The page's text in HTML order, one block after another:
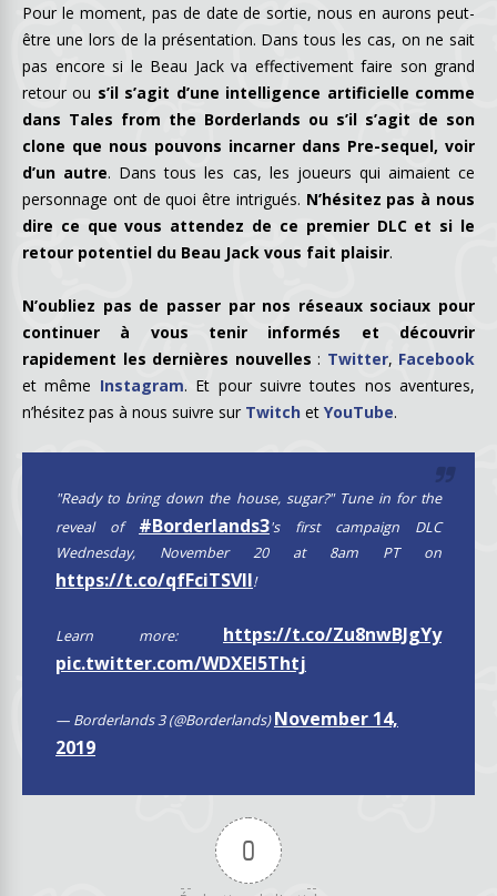
Pour le moment, pas de date de sortie, nous en aurons peut-
être une lors de la présentation. Dans tous les cas, on ne sait
pas encore si le Beau Jack va effectivement faire son grand
retour ou s’il s’agit d’une intelligence artificielle comme
dans Tales from the Borderlands ou s’il s’agit de son
clone que nous pouvons incarner dans Pre-sequel, voir
d’un autre. Dans tous les cas, les joueurs qui aimaient ce
personnage ont de quoi être intrigués. N’hésitez pas à nous
dire ce que vous attendez de ce premier DLC et si le
retour potentiel du Beau Jack vous fait plaisir.
N’oubliez pas de passer par nos réseaux sociaux pour
continuer à vous tenir informés et découvrir
rapidement les dernières nouvelles : Twitter, Facebook
et même Instagram. Et pour suivre toutes nos aventures,
n’hésitez pas à nous suivre sur Twitch et YouTube.
"Ready to bring down the house, sugar?" Tune in for the
reveal of #Borderlands3's first campaign DLC
Wednesday, November 20 at 8am PT on
https://t.co/qfFciTSVll!
Learn more: https://t.co/Zu8nwBJgYy
pic.twitter.com/WDXEl5Thtj
— Borderlands 3 (@Borderlands)November 14,
2019
0